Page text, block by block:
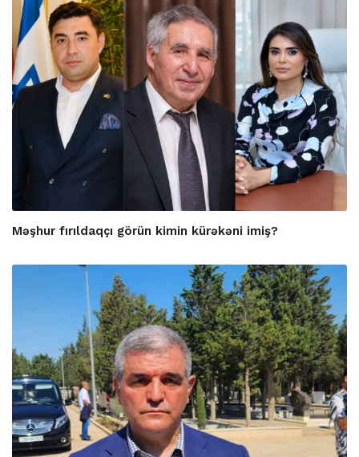
Məşhur fırıldaqçı görün kimin kürəkəni imiş?